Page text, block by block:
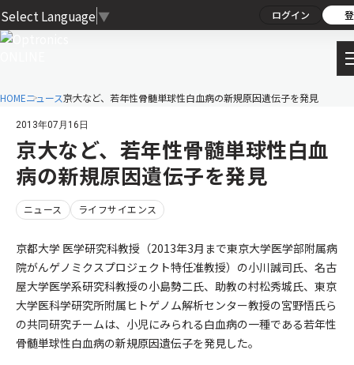
Select Language ▼ ログイン
HOMEニュース京大など、若年性骨髄単球性白血病の新規原因遺伝子を発見
2013年07月16日
京大など、若年性骨髄単球性白血
病の新規原因遺伝子を発見
ニュース ライフサイエンス
京都大学 医学研究科教授（2013年3月まで東京大学医学部附属病
院がんゲノミクスプロジェクト特任准教授）の小川誠司氏、名古
屋大学医学系研究科教授の小島勢二氏、助教の村松秀城氏、東京
大学医科学研究所附属ヒトゲノム解析センター教授の宮野悟氏ら
の共同研究チームは、小児にみられる白血病の一種である若年性
骨髄単球性白血病の新規原因遺伝子を発見した。